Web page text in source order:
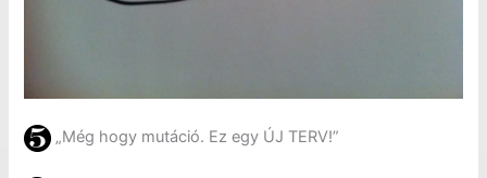
„Még hogy mutáció. Ez egy ÚJ TERV!”